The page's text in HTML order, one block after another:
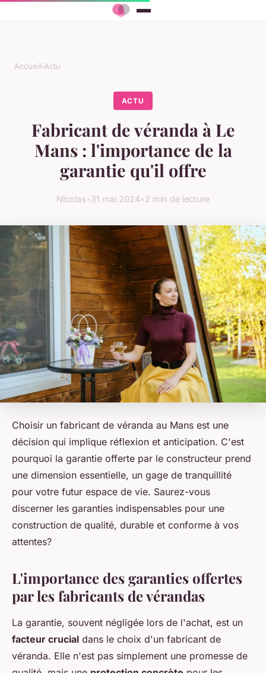
Accueil›Actu
ACTU
Fabricant de véranda à Le
Mans : l'importance de la
garantie qu'il offre
Nicolas•31 mai 2024•2 min de lecture
Choisir un fabricant de véranda au Mans est une
décision qui implique réflexion et anticipation. C'est
pourquoi la garantie offerte par le constructeur prend
une dimension essentielle, un gage de tranquillité
pour votre futur espace de vie. Saurez-vous
discerner les garanties indispensables pour une
construction de qualité, durable et conforme à vos
attentes?
L'importance des garanties offertes
par les fabricants de vérandas
La garantie, souvent négligée lors de l'achat, est un
facteur crucial dans le choix d'un fabricant de
véranda. Elle n'est pas simplement une promesse de